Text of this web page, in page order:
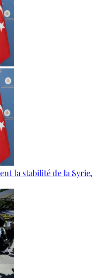
la stabilité de la Syrie,